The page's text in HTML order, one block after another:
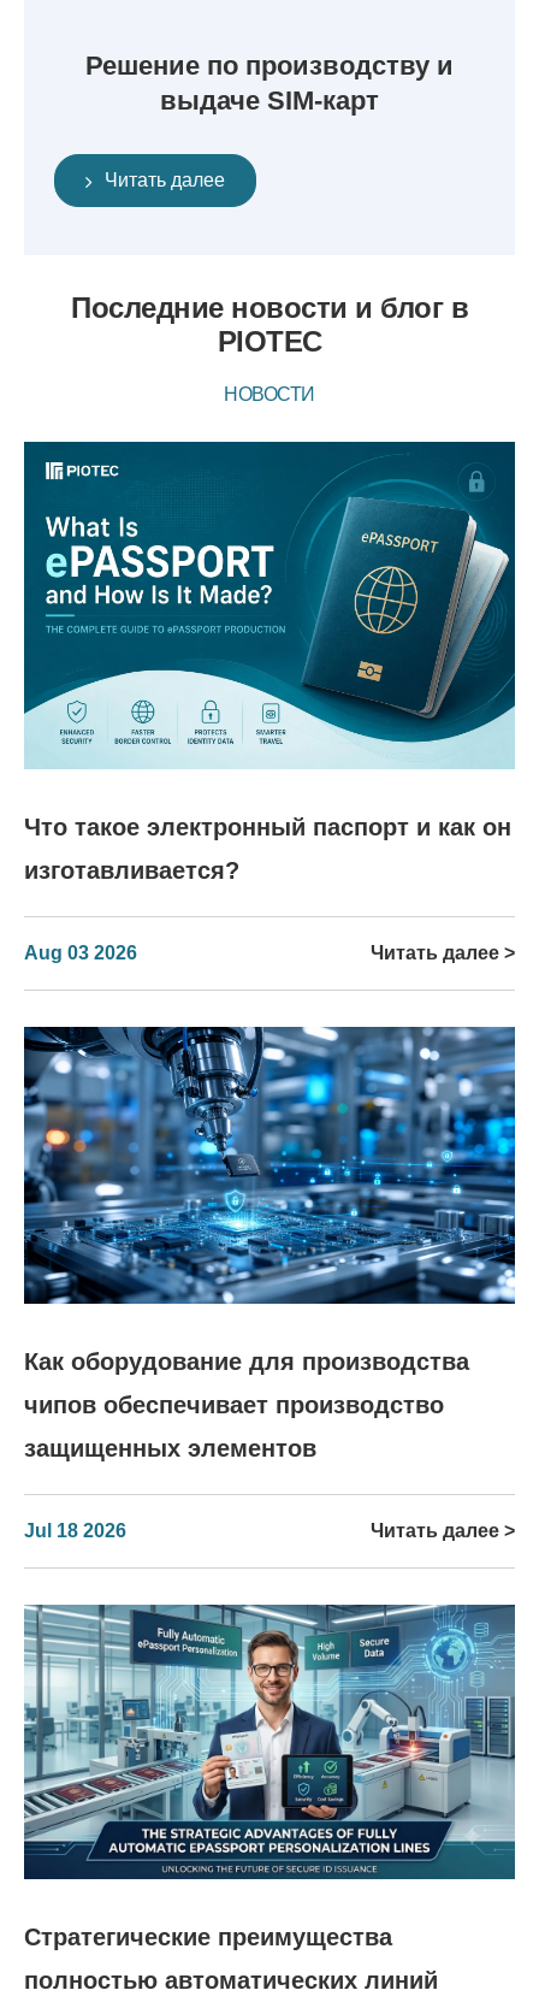
Решение по производству и
выдаче SIM-карт
Читать далее
Последние новости и блог в
PIOTEC
НОВОСТИ
Что такое электронный паспорт и как он
изготавливается?
Aug 03 2026 Читать далее >
Как оборудование для производства
чипов обеспечивает производство
защищенных элементов
Jul 18 2026 Читать далее >
Стратегические преимущества
полностью автоматических линий